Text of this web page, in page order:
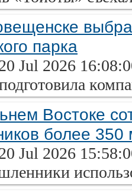
парка
Jul 2026
Востоке
более 350
Jul 2026